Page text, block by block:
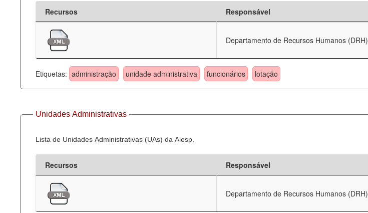
Recursos Responsável
Departamento de Recursos Humanos (DRH)
Etiquetas: administração unidade administrativa funcionários lotação
Unidades Administrativas
Lista de Unidades Administrativas (UAs) da Alesp.
Recursos Responsável
Departamento de Recursos Humanos (DRH)